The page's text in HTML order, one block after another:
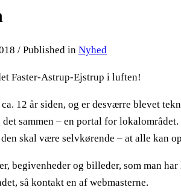
/ Published in Nyhed
Faster-Astrup-Ejstrup i luften!
12 år siden, og er desværre blevet
sammen – en portal for
skal være selvkørende – at alle kan
begivenheder og billeder, som man
så kontakt en af webmasterne.